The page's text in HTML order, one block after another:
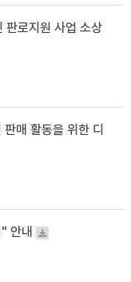
로지원 사업 소상
매 활동을 위한 디
안내